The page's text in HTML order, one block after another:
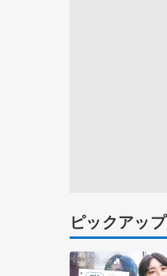
ピックアップ